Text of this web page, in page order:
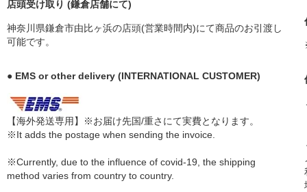
店頭受け取り (鎌倉店舗にて)
神奈川県鎌倉市由比ヶ浜の店頭(営業時間内)にて商品のお引渡し
可能です。
● EMS or other delivery (INTERNATIONAL CUSTOMER)
【海外発送専用】※お届け先国/重さにて実費となります。
※It adds the postage when sending the invoice.
※Currently, due to the influence of covid-19, the shipping
method varies from country to country.